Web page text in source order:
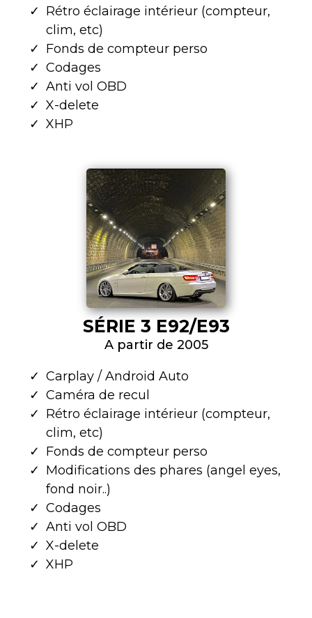
Rétro éclairage intérieur (compteur,
clim, etc)
Fonds de compteur perso
Codages
Anti vol OBD
X-delete
XHP
SÉRIE 3 E92/E93
A partir de 2005
Carplay / Android Auto
Caméra de recul
Rétro éclairage intérieur (compteur,
clim, etc)
Fonds de compteur perso
Modifications des phares (angel eyes,
fond noir..)
Codages
Anti vol OBD
X-delete
XHP